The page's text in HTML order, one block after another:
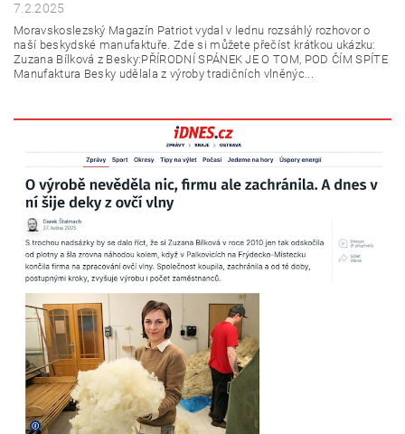
7.2.2025
Moravskoslezský Magazín Patriot vydal v lednu rozsáhlý rozhovor o
naší beskydské manufaktuře. Zde si můžete přečíst krátkou ukázku:
Zuzana Bílková z Besky:PŘÍRODNÍ SPÁNEK JE O TOM, POD ČÍM SPÍTE
Manufaktura Besky udělala z výroby tradičních vlněnýc...